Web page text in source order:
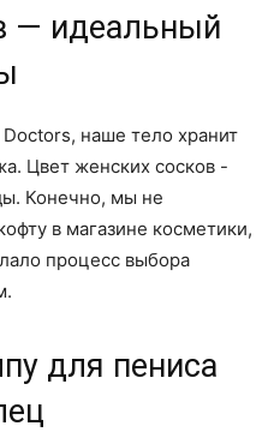
— идеальный
наше тело хранит
Цвет женских сосков -
Конечно, мы не
в магазине косметики,
процесс выбора
для пениса